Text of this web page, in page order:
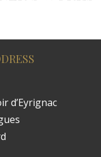
d’Eyrignac